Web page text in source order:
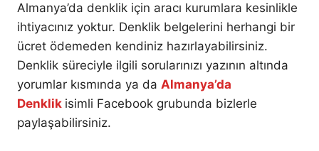
Almanya’da denklik için aracı kurumlara kesinlikle
ihtiyacınız yoktur. Denklik belgelerini herhangi bir
ücret ödemeden kendiniz hazırlayabilirsiniz.
Denklik süreciyle ilgili sorularınızı yazının altında
yorumlar kısmında ya da Almanya’da
Denklik isimli Facebook grubunda bizlerle
paylaşabilirsiniz.